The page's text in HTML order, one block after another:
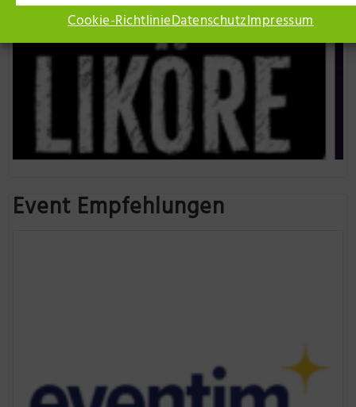
Cookie-RichtlinieDatenschutzImpressum
Event Empfehlungen